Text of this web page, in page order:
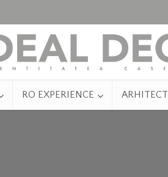
RO EXPERIENCE